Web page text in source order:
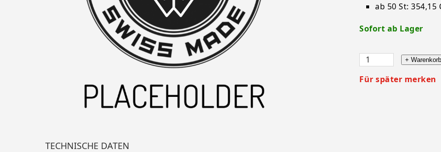
ab 50 St: 354,15
Sofort ab Lager
+ Warenkorb
Für später merken
TECHNISCHE DATEN